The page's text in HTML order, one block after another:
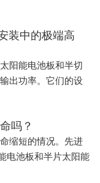
装中的极端高
阳能电池板和半切
出功率。它们的设
吗？
缩短的情况。先进
电池板和半片太阳能